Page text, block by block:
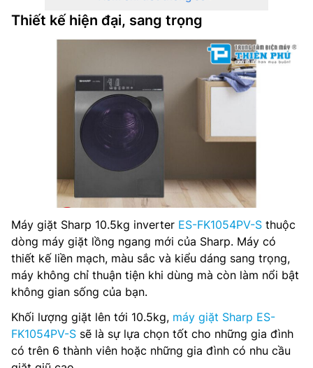
Tốc độ quay vắt tối đa: 1400 vòng/phút
Chất liệu vỏ máy: Kim loại sơn tĩnh điện
Chất liệu nắp máy: Nhựa tráng gương
Bảng điều khiển: Song ngữ Anh – Việt nút nhấn có màn
Kích thước: 840x598x670 mm
Trọng lượng: 80 kg
Hãng sản xuất: Sharp
Nơi sản xuất: Trung Quốc
Thiết kế hiện đại, sang trọng
Máy giặt Sharp 10.5kg inverter ES-FK1054PV-S thuộc
dòng máy giặt lồng ngang mới của Sharp. Máy có
thiết kế liền mạch, màu sắc và kiểu dáng sang trọng,
máy không chỉ thuận tiện khi dùng mà còn làm nổi bật
không gian sống của bạn.
Khối lượng giặt lên tới 10.5kg, máy giặt Sharp ES-
FK1054PV-S sẽ là sự lựa chọn tốt cho những gia đình
có trên 6 thành viên hoặc những gia đình có nhu cầu